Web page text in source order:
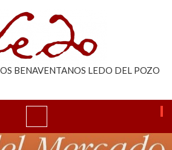
BENAVENTANOS LEDO DEL POZO